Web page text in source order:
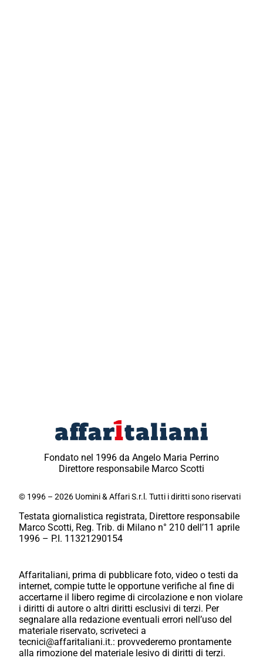
Fondato nel 1996 da Angelo Maria Perrino
Direttore responsabile Marco Scotti
© 1996 – 2026 Uomini & Affari S.r.l. Tutti i diritti sono riservati
Testata giornalistica registrata, Direttore responsabile
Marco Scotti, Reg. Trib. di Milano n° 210 dell’11 aprile
1996 – P.I. 11321290154
Affaritaliani, prima di pubblicare foto, video o testi da
internet, compie tutte le opportune verifiche al fine di
accertarne il libero regime di circolazione e non violare
i diritti di autore o altri diritti esclusivi di terzi. Per
segnalare alla redazione eventuali errori nell’uso del
materiale riservato, scriveteci a
tecnici@affaritaliani.it.: provvederemo prontamente
alla rimozione del materiale lesivo di diritti di terzi.